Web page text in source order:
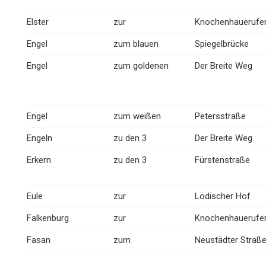
Elster zur
Engel zum blauen Spiegelbrücke
Engel zum goldenen Der Breite Weg
Engel zum weißen Petersstraße
Engeln zu den 3 Der Breite Weg
Erkern zu den 3 Fürstenstraße
Eule zur Lödischer Hof
Falkenburg zur
Fasan zum Neustädter Straße